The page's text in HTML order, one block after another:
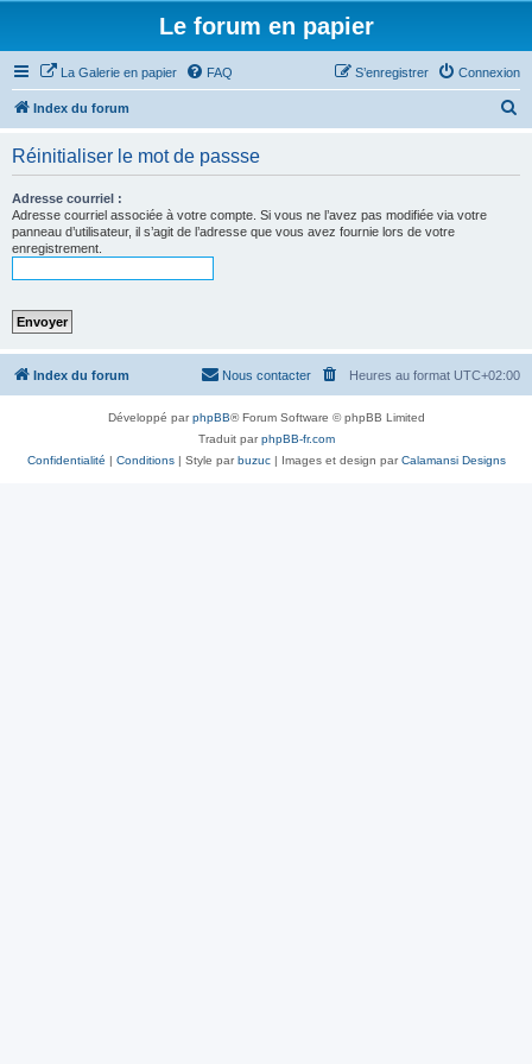
Le forum en papier
La Galerie en papier FAQ Connexion
S’enregistrer
Index du forum
Réinitialiser le mot de passse
Adresse courriel :
Adresse courriel associée à votre compte. Si vous ne l’avez pas modifiée via votre
panneau d’utilisateur, il s’agit de l’adresse que vous avez fournie lors de votre
enregistrement.
Index du forum Heures au format UTC+02:00
Nous contacter
Développé parphpBB® Forum Software © phpBB Limited
Traduit parphpBB-fr.com
Confidentialité | Conditions| Style parbuzuc| Images et design parCalamansi Designs